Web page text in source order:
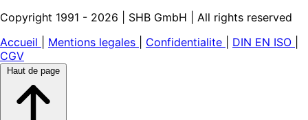
Copyright 1991 - 2026 | SHB GmbH | All rights reserved
Accueil
Mentions legales Confidentialite DIN EN ISO
CGV
Haut de page